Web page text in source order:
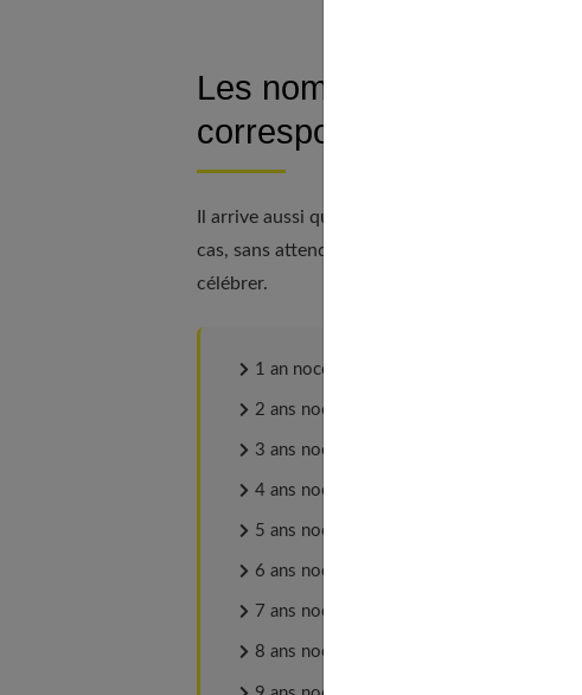
Les noms des
correspondantes
Il arrive aussi que, faute d'en connaître le
cas, sans attendre les noces de diamant, voici
célébrer.
1 an noces de coton
2 ans noces de papier
3 ans noces de cuir
4 ans noces de cire
5 ans noces de soie
6 ans noces de chypre
7 ans noces de laine
8 ans noces de coquelicot